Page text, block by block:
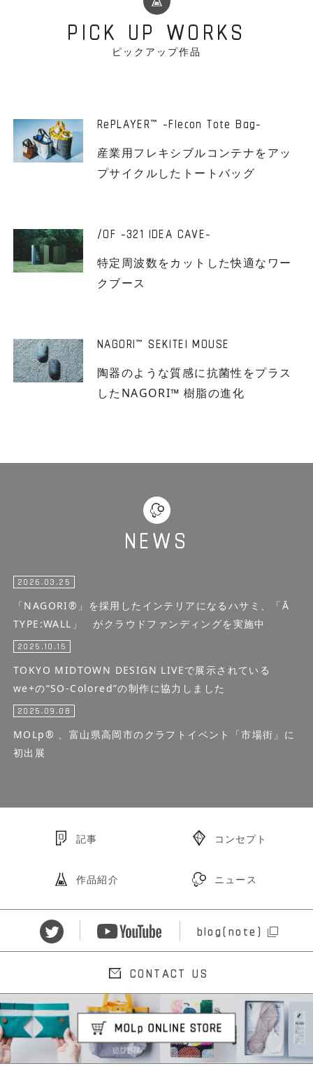
PICK UP WORKS
ピックアップ作品
RePLAYER™ -Flecon Tote Bag-
産業用フレキシブルコンテナをアッ
プサイクルしたトートバッグ
/OF -321 IDEA CAVE-
特定周波数をカットした快適なワー
クブース
NAGORI™ SEKITEI MOUSE
陶器のような質感に抗菌性をプラス
したNAGORI™ 樹脂の進化
NEWS
2026.03.25
「NAGORI®」を採用したインテリアになるハサミ、「Ā
TYPE:WALL」 がクラウドファンディングを実施中
2025.10.15
TOKYO MIDTOWN DESIGN LIVEで展示されている
we+の“SO-Colored”の制作に協力しました
2025.09.08
MOLp® 、富山県高岡市のクラフトイベント「市場街」に
初出展
記事 コンセプト
作品紹介 ニュース
blog(note)
CONTACT US